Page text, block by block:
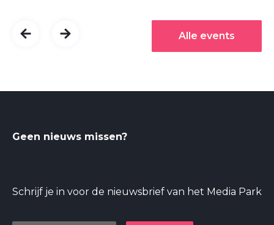
Alle events
Geen nieuws missen?
Schrijf je in voor de nieuwsbrief van het Media Park